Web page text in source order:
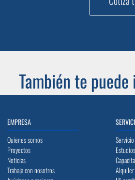
También te
EMPRESA
Quienes somos
Proyectos
Noticias
Trabaja con nosotros